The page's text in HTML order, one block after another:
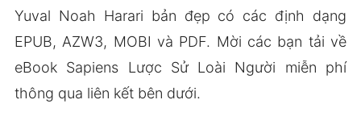
Yuval Noah Harari bản đẹp có các định dạng
EPUB, AZW3, MOBI và PDF. Mời các bạn tải về
eBook Sapiens Lược Sử Loài Người miễn phí
thông qua liên kết bên dưới.